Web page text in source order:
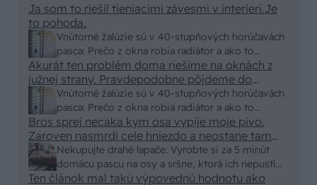
Vnútorné žalúzie sú v 40-stupňových horúčavách
pasca: Prečo z okna robia radiátor a ako to
vyriešiť za pár eur?
Ja som to riešil tieniacimi závesmi v interieri.Je
to pohoda.
Vnútorné žalúzie sú v 40-stupňových horúčavách
pasca: Prečo z okna robia radiátor a ako to
vyriešiť za pár eur?
Akurát ten problém doma riešime na oknách z
južnej strany. Pravdepodobne pôjdeme do
vonkajšieho tienenia na spôsob markízy
250x150cm. Čínsky predajcovia idú okolo 100
eur kus.
Nekupujte drahé lapače: Vyrobte si za 5 minút
domácu pascu na osy a sršne, ktorá ich nepustí
von
Bros sprej necaka kym osa vypije moje pivo.
Zaroven nasmrdi cele hniezdo a neostane tam
nic zive. Vasa pasca naucinke moc efektivne.
Skor pritiahne slimaky
Ten článok mal takú výpovednú hodnotu ako